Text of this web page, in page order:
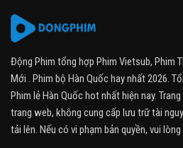
Động Phim tổng hợp Phim Vietsub, Phim
Mới . Phim bộ Hàn Quốc hay nhất 2026.
Phim lẻ Hàn Quốc hot nhất hiện nay.
trang web, không cung cấp lưu trữ tài
tải lên. Nếu có vi phạm bản quyền, vui